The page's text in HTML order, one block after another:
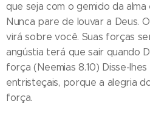
que seja com o gemido da
Nunca pare de louvar a Deus.
virá sobre você. Suas forças
angústia terá que sair quando
força (Neemias 8.10) Disse-lhes
entristeçais, porque a alegria
força.